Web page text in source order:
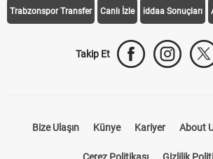
Trabzonspor Transfer Canlı İzle iddaa Sonuçları
Takip Et
Bize Ulaşın Künye Kariyer About